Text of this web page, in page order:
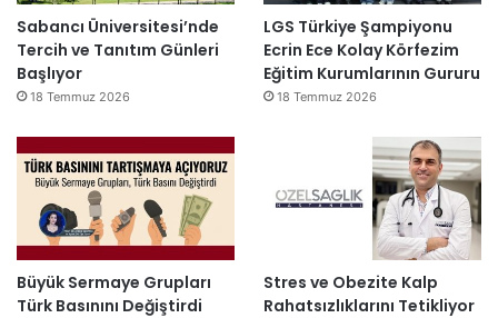
Sabancı Üniversitesi’nde
Tercih ve Tanıtım Günleri
Başlıyor
18 Temmuz 2026
LGS Türkiye Şampiyonu
Ecrin Ece Kolay Körfezim
Eğitim Kurumlarının Gururu
18 Temmuz 2026
Büyük Sermaye Grupları
Türk Basınını Değiştirdi
Stres ve Obezite Kalp
Rahatsızlıklarını Tetikliyor